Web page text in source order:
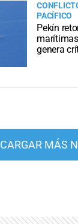
PACÍFICO
Pekín
genera
CARGAR MÁS